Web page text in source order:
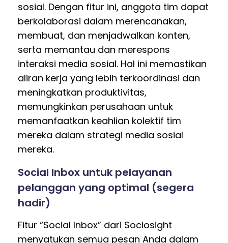
sosial. Dengan fitur ini, anggota tim dapat
berkolaborasi dalam merencanakan,
membuat, dan menjadwalkan konten,
serta memantau dan merespons
interaksi media sosial. Hal ini memastikan
aliran kerja yang lebih terkoordinasi dan
meningkatkan produktivitas,
memungkinkan perusahaan untuk
memanfaatkan keahlian kolektif tim
mereka dalam strategi media sosial
mereka.
Social Inbox untuk pelayanan
pelanggan yang optimal (segera
hadir)
Fitur “Social Inbox” dari Sociosight
menyatukan semua pesan Anda dalam